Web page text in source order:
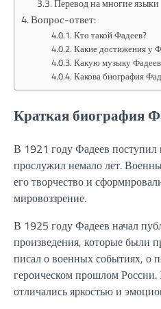
Перевод на многие языки
Вопрос-ответ:
Кто такой Фадеев?
Какие достижения у
Какую музыку
Какова биография
Краткая биография
В 1921 году Фадеев
прослужил немало лет.
его творчество и
мировоззрение.
В 1925 году Фадеев начал
произведения, которые были
писал о военных событиях, о
героическом прошлом России.
отличались яркостью и